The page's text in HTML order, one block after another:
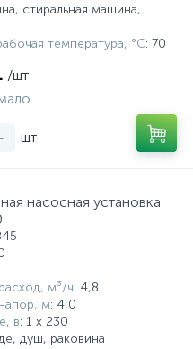
для отопления и ГВС
принадлежности для
системы
49
282
фильтров
воды
для систем
водоподготовки
очистки
стиральная машина,
температура, °С: 70
/шт
шт
насосная установка
м³/ч: 4,8
м: 4,0
в: 1 x 230
душ, раковина